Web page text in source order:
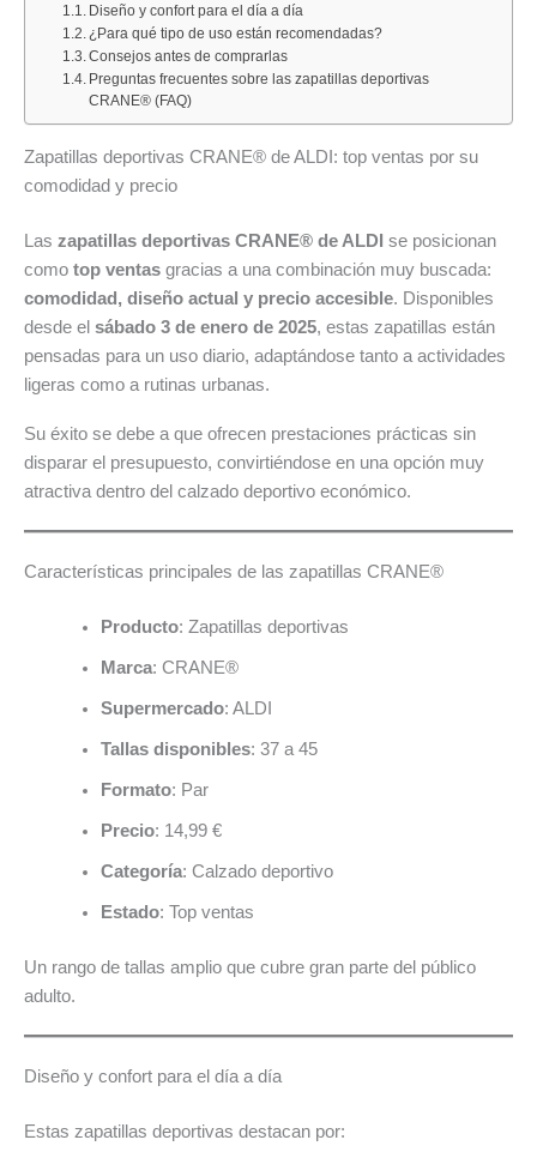
Diseño y confort para el día a día
¿Para qué tipo de uso están recomendadas?
Consejos antes de comprarlas
Preguntas frecuentes sobre las zapatillas deportivas
CRANE® (FAQ)
Zapatillas deportivas CRANE® de ALDI: top ventas por su
comodidad y precio
Las zapatillas deportivas CRANE® de ALDI se posicionan
como top ventas gracias a una combinación muy buscada:
comodidad, diseño actual y precio accesible. Disponibles
desde el sábado 3 de enero de 2025, estas zapatillas están
pensadas para un uso diario, adaptándose tanto a actividades
ligeras como a rutinas urbanas.
Su éxito se debe a que ofrecen prestaciones prácticas sin
disparar el presupuesto, convirtiéndose en una opción muy
atractiva dentro del calzado deportivo económico.
Características principales de las zapatillas CRANE®
Producto: Zapatillas deportivas
Marca: CRANE®
Supermercado: ALDI
Tallas disponibles: 37 a 45
Formato: Par
Precio: 14,99 €
Categoría: Calzado deportivo
Estado: Top ventas
Un rango de tallas amplio que cubre gran parte del público
adulto.
Diseño y confort para el día a día
Estas zapatillas deportivas destacan por:
ofertas
y
mes
10
al
16
de
de
2026:
hogar
y
las
mejores
ofertas
de
semana
del
10
al
agosto
todas
las
ofertas
destacadas
de
la
Findes
del
Ahorro»:
mejores
7
al
9
de
agosto
de
folletos
del